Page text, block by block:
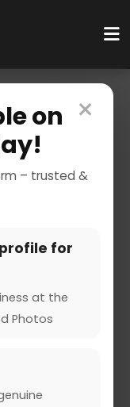
×
on
– trusted &
for
at the
Photos
Share